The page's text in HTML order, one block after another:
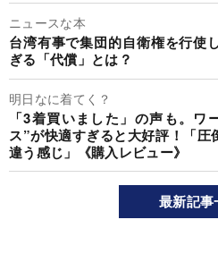
ニュースな本
台湾有事で集団的自衛権を行
ぎる「代償」とは？
明日なに着てく？
「3着買いました」の声も。
ス”が快適すぎると大好評！「
違う感じ」《購入レビュー》
最新記事